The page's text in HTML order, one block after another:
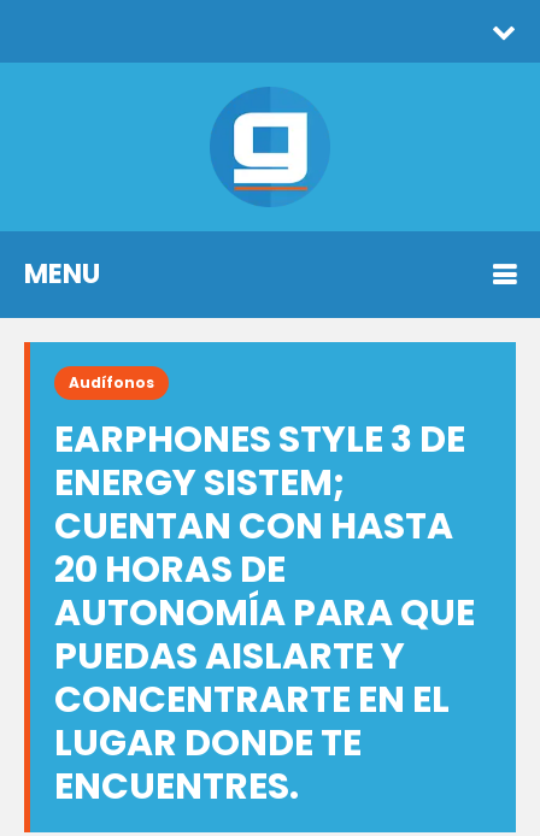
MENU
Audífonos
EARPHONES STYLE 3 DE
ENERGY SISTEM;
CUENTAN CON HASTA
20 HORAS DE
AUTONOMÍA PARA QUE
PUEDAS AISLARTE Y
CONCENTRARTE EN EL
LUGAR DONDE TE
ENCUENTRES.